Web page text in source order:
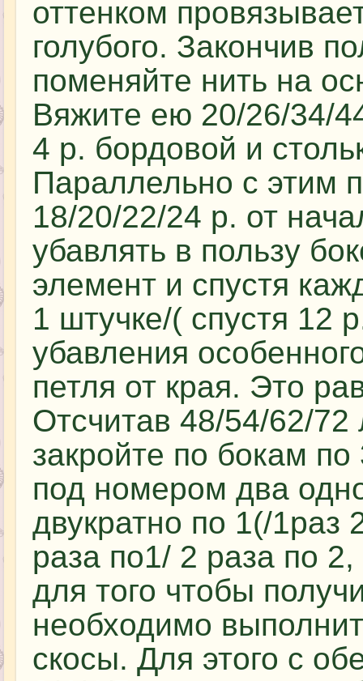
оттенком
голубого. Закончив
поменяйте нить на
Вяжите ею 20/26/34/
4 р. бордовой и
Параллельно с этим
18/20/22/24 р. от
убавлять в пользу
элемент и спустя
1 штучке/( спустя 12
убавления
петля от края. Это
Отсчитав 48/54/62/
закройте по бокам
под номером два
двукратно по 1(/1раз
раза по1/ 2 раза по
для того чтобы
необходимо
скосы. Для этого с